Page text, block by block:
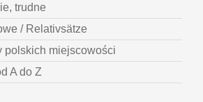
trudne
/ Relativsätze
polskich miejscowości
A do Z